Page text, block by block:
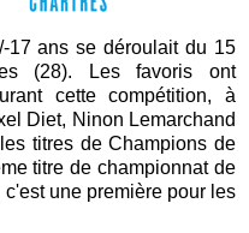
17 ans se déroulait du 15
(28). Les favoris ont
cette compétition, à
Diet, Ninon Lemarchand
titres de Champions de
titre de championnat de
une première pour les